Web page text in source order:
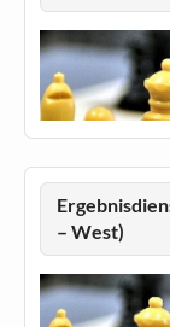
– West)